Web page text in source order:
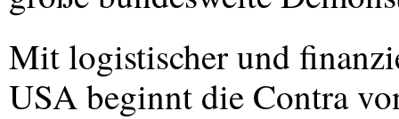
Mit logistischer und
USAbeginnt die Contra